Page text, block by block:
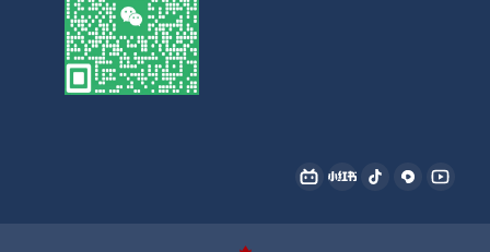
找到我们：
哔
抖